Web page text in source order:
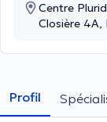
Centre
Closière 4A,
Profil